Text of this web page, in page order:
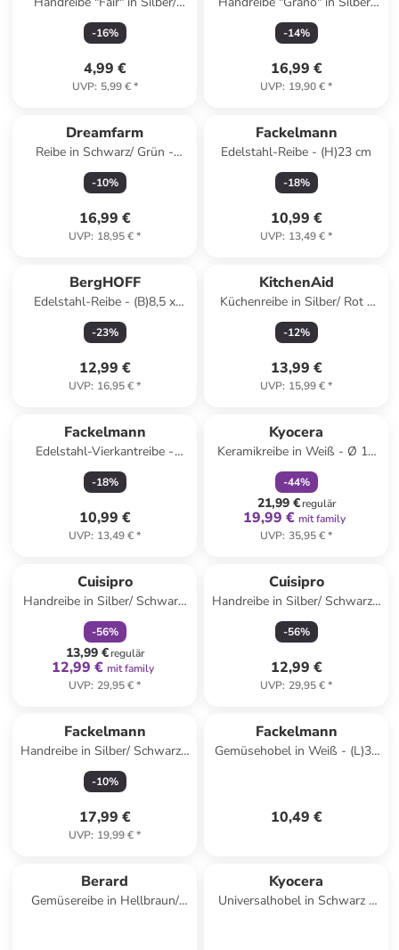
Natur - (L)23 cm
-16%
4,99 €
UVP: 5,99 €*
Hellbraun - (L)31 cm
-14%
16,99 €
UVP: 19,90 €*
Dreamfarm
Reibe in Schwarz/ Grün -
(L)32 cm
-10%
16,99 €
UVP: 18,95 €*
Fackelmann
Edelstahl-Reibe - (H)23 cm
-18%
10,99 €
UVP: 13,49 €*
BergHOFF
Edelstahl-Reibe - (B)8,5 x
(H)27 x (T)4,5 cm
-23%
12,99 €
UVP: 16,95 €*
KitchenAid
Küchenreibe in Silber/ Rot -
(L)29,5 cm
-12%
13,99 €
UVP: 15,99 €*
Fackelmann
Edelstahl-Vierkantreibe -
(B)10 x (H)24,5 x (T)8 cm
-18%
10,99 €
UVP: 13,49 €*
Kyocera
Keramikreibe in Weiß - Ø 16
cm
-44%
21,99 €regulär
19,99 € mit family
UVP: 35,95 €*
Cuisipro
Handreibe in Silber/ Schwarz/
Rot - (L)23,5 x (B)14,5 cm
-56%
13,99 €regulär
12,99 € mit family
UVP: 29,95 €*
Cuisipro
Handreibe in Silber/ Schwarz -
(L)23,5 x (B)14,5 cm
-56%
12,99 €
UVP: 29,95 €*
Fackelmann
Handreibe in Silber/ Schwarz -
(L)31 cm
-10%
17,99 €
UVP: 19,99 €*
Fackelmann
Gemüsehobel in Weiß - (L)32
10,49 €
Berard
Gemüsereibe in Hellbraun/
Kyocera
Universalhobel in Schwarz -